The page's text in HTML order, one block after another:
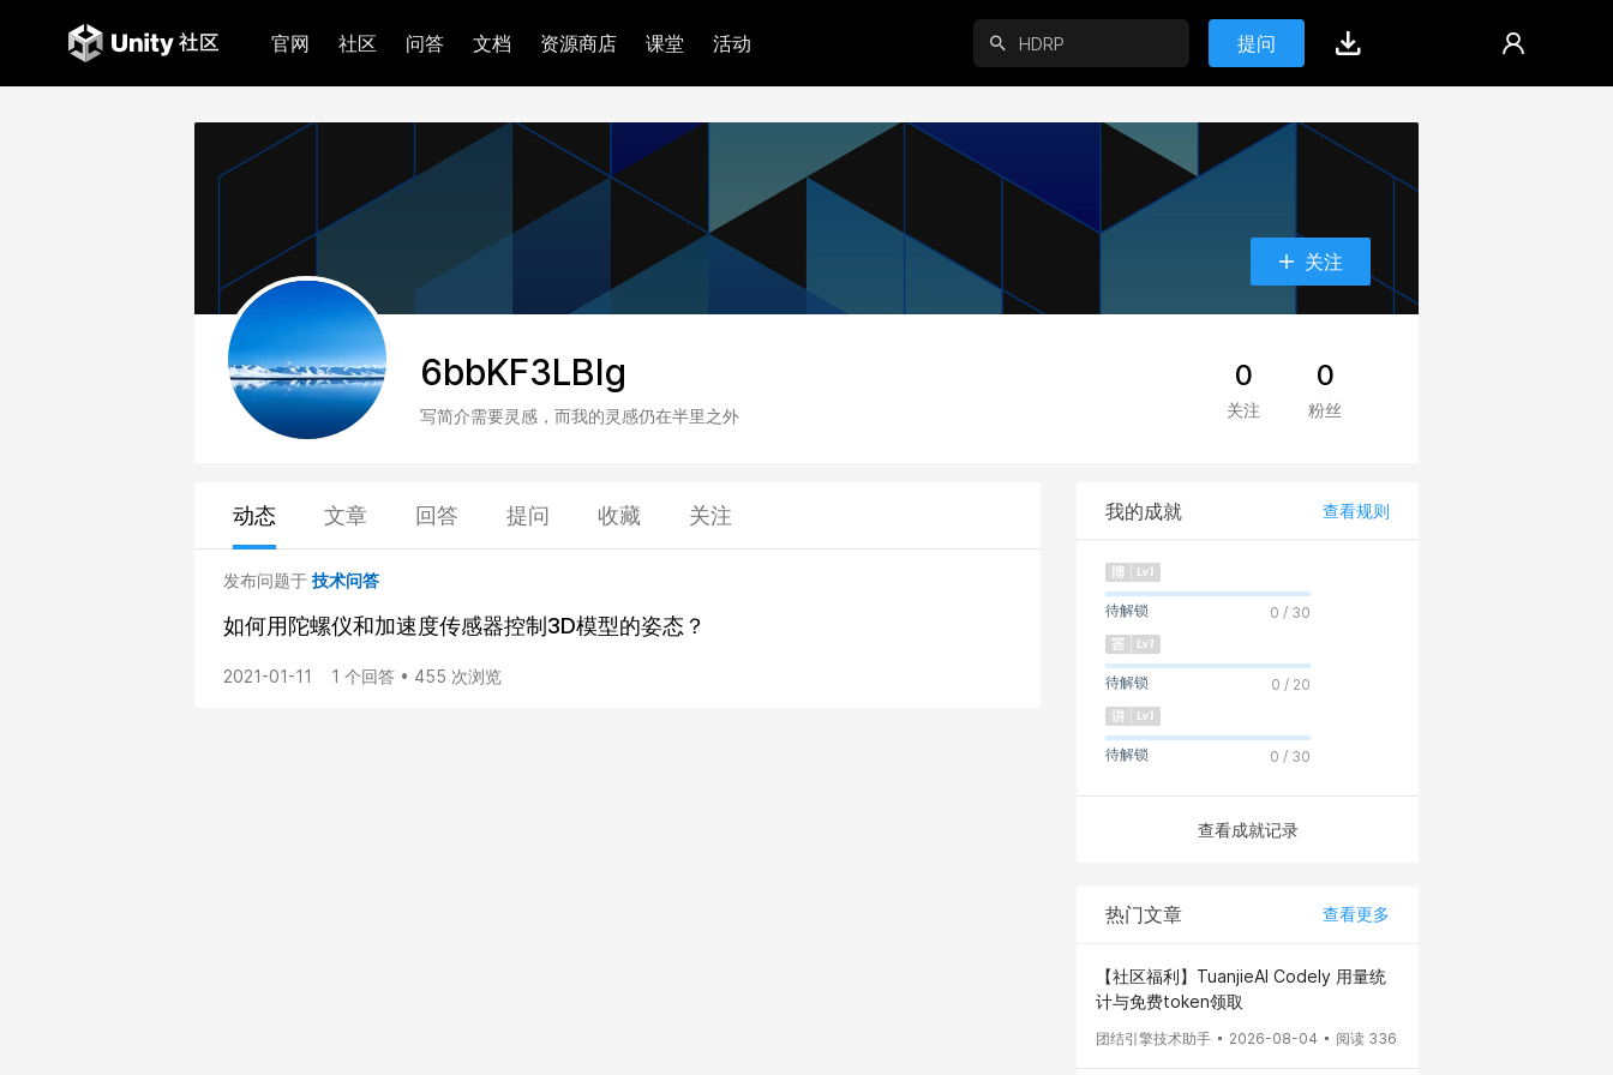
官网 社区 问答 文档 资源商店 课堂 活动 提问
关注
6bbKF3LBIg
写简介需要灵感，而我的灵感仍在半里之外
0
关注
0
粉丝
动态 文章 回答 提问 收藏 关注
发布问题于 技术问答
如何用陀螺仪和加速度传感器控制3D模型的姿态？
2021-01-11 1 个回答 • 455 次浏览
我的成就 查看规则
待解锁 0 / 30
待解锁 0 / 20
待解锁 0 / 30
查看成就记录
热门文章 查看更多
【社区福利】TuanjieAI Codely 用量统
计与免费token领取
团结引擎技术助手 2026-08-04 阅读 336